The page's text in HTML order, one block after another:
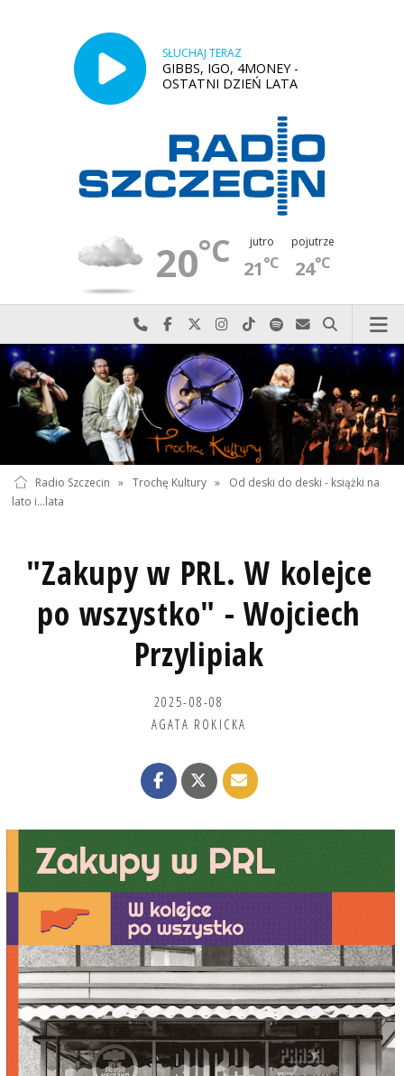
SŁUCHAJ TERAZ
GIBBS, IGO, 4MONEY -
OSTATNI DZIEŃ LATA
20°C jutro
21°C
pojutrze
24°C
Najlepiej po prostu do nas zadzwoń
Odwiedź nas na Facebook-u
Odwiedź nas na X
Odwiedź nas na Instagram-ie
Odwiedź nas na TikTok-u
Szukaj nas na Spotify
Wyślij do nas
Szukaj
Radio Szczecin » Trochę Kultury »
Od deski do deski - książki na
lato i...lata
"Zakupy w PRL. W kolejce
po wszystko" - Wojciech
Przylipiak
2025-08-08
AGATA ROKICKA